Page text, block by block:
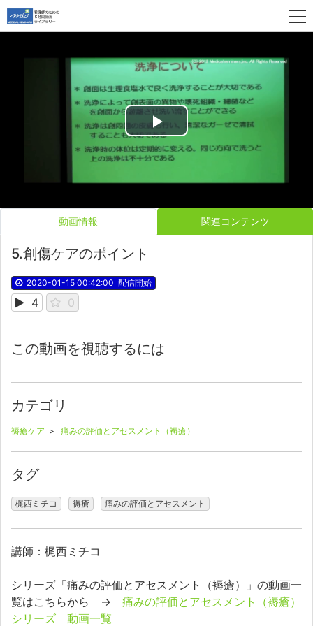
Play
Video
動画情報 関連コンテンツ
5.創傷ケアのポイント
2020-01-15 00:42:00 配信開始
4 0
この動画を視聴するには
カテゴリ
褥瘡ケア > 痛みの評価とアセスメント（褥瘡）
タグ
梶西ミチコ 褥瘡 痛みの評価とアセスメント
講師：梶西ミチコ
シリーズ「痛みの評価とアセスメント（褥瘡）」の動画一
覧はこちらから → 痛みの評価とアセスメント（褥瘡）
シリーズ 動画一覧